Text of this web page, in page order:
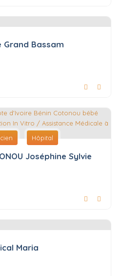
Grand Bassam
Hôpital
Joséphine Sylvie
Maria